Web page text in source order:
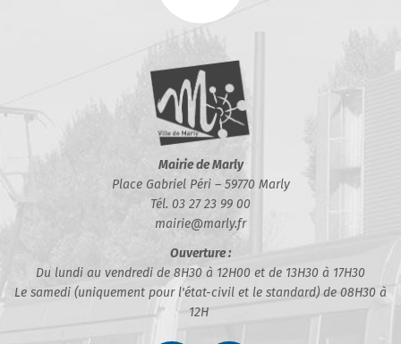
Mairie de Marly
Place Gabriel Péri – 59770 Marly
Tél. 03 27 23 99 00
mairie@marly.fr
Ouverture :
Du lundi au vendredi de 8H30 à 12H00 et de 13H30 à 17H30
Le samedi (uniquement pour l'état-civil et le standard) de 08H30 à
12H